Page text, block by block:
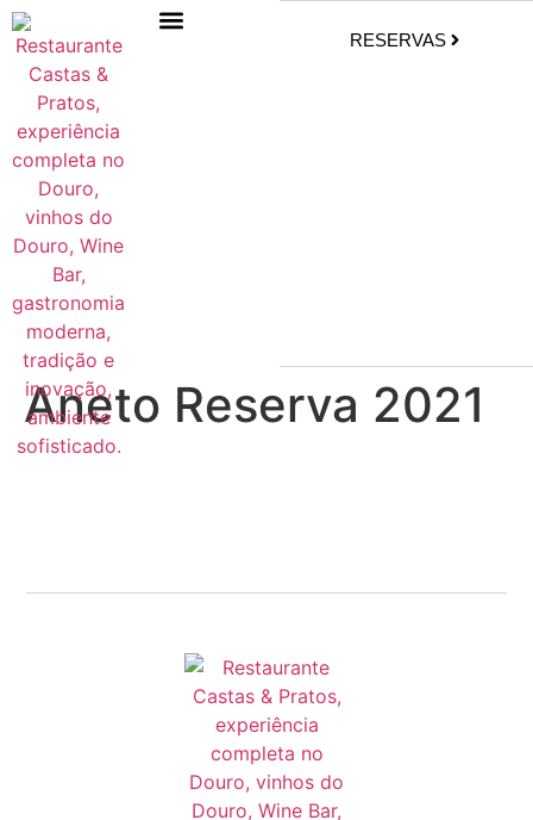
RESERVAS
Aneto Reserva 2021